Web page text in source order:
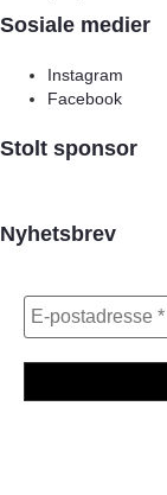
Sosiale medier
Instagram
Facebook
Stolt sponsor
Nyhetsbrev